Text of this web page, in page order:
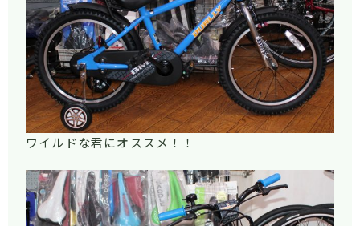
ワイルドな君にオススメ！！